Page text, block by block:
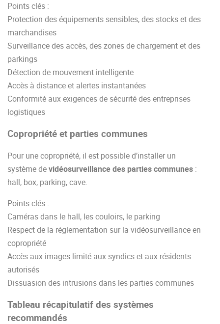
Points clés :
Protection des équipements sensibles, des stocks et des
marchandises
Surveillance des accès, des zones de chargement et des
parkings
Détection de mouvement intelligente
Accès à distance et alertes instantanées
Conformité aux exigences de sécurité des entreprises
logistiques
Copropriété et parties communes
Pour une copropriété, il est possible d’installer un
système devidéosurveillance des parties communes :
hall, box, parking, cave.
Points clés :
Caméras dans le hall, les couloirs, le parking
Respect de la réglementation sur la vidéosurveillance en
copropriété
Accès aux images limité aux syndics et aux résidents
autorisés
Dissuasion des intrusions dans les parties communes
Tableau récapitulatif des systèmes
recommandés